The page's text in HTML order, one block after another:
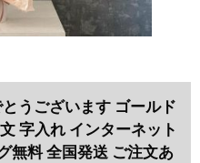
うございます ゴールド
字入れ インターネット
無料 全国発送 ご注文あ